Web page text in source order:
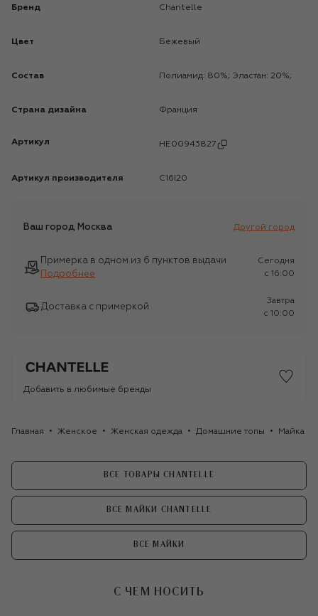
Бренд Chantelle
Цвет Бежевый
Состав Полиамид: 80%; Эластан: 20%;
Страна дизайна Франция
Артикул HE00943827
Артикул производителя C16I20
Ваш город Москва Другой город
Примерка в одном из 6 пунктов выдачи
Подробнее
Сегодня
c 16:00
Доставка с примеркой
Завтра
c 10:00
Добавить в любимые бренды
Главная Женское Женская одежда Домашние топы Майка
ВСЕ ТОВАРЫ CHANTELLE
ВСЕ МАЙКИ CHANTELLE
ВСЕ МАЙКИ
С ЧЕМ НОСИТЬ